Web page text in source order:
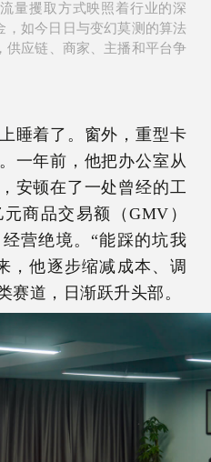
量攫取方式映照着行业的深
，如今日日与变幻莫测的算法
供应链、商家、主播和平台争
睡着了。窗外，重型卡
一年前，他把办公室从
安顿在了一处曾经的工
商品交易额（GMV）
营绝境。“能踩的坑我
，他逐步缩减成本、调
赛道，日渐跃升头部。